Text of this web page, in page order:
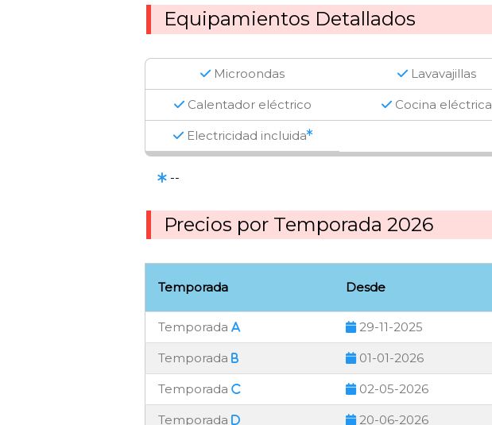
Equipamientos Detallados
Microondas Lavavajillas
Calentador eléctrico Cocina eléctrica
Electricidad incluida
--
Precios por Temporada 2026
Temporada Desde
Temporada 29-11-2025
Temporada 01-01-2026
Temporada 02-05-2026
Temporada 20-06-2026